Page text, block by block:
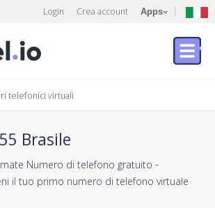
Login Crea account Apps
telefonici virtuali
Brasile
Numero di telefono gratuito -
il tuo primo numero di telefono virtuale